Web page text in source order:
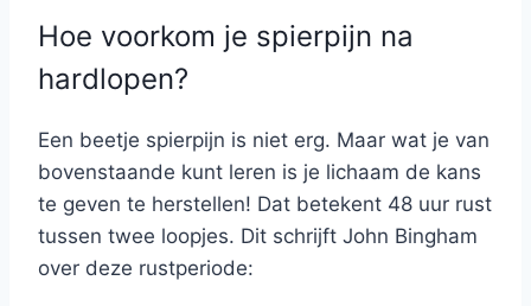
Hoe voorkom je spierpijn na
hardlopen?
Een beetje spierpijn is niet erg. Maar wat je van
bovenstaande kunt leren is je lichaam de kans
te geven te herstellen! Dat betekent 48 uur rust
tussen twee loopjes. Dit schrijft John Bingham
over deze rustperiode: